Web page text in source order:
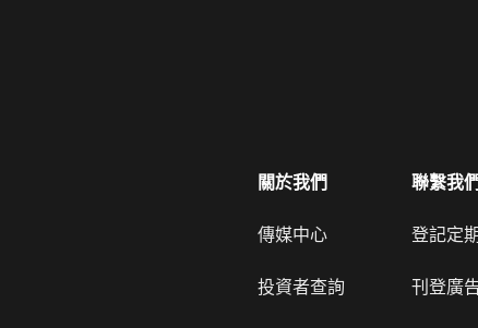
關於我們
傳媒中心
投資者查詢
聯繫我們
登記定
刊登廣